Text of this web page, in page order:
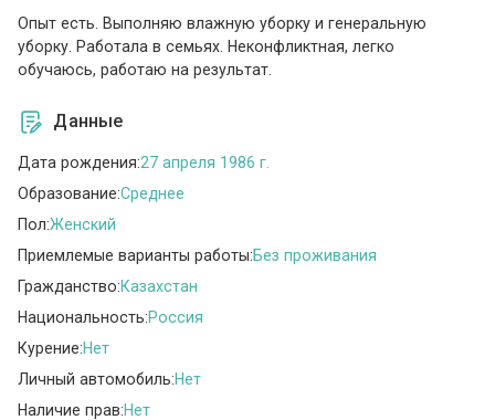
Опыт есть. Выполняю влажную уборку и генеральную
уборку. Работала в семьях. Неконфликтная, легко
обучаюсь, работаю на результат.
Данные
Дата рождения:27 апреля 1986 г.
Образование:Среднее
Пол:Женский
Приемлемые варианты работы:Без проживания
Гражданство:Казахстан
Национальность:Россия
Курение:Нет
Личный автомобиль:Нет
Наличие прав:Нет